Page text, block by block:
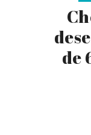
de